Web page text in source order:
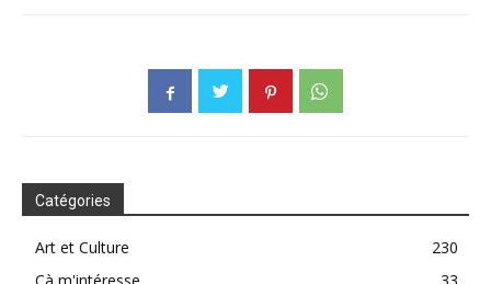
Catégories
Art et Culture
230